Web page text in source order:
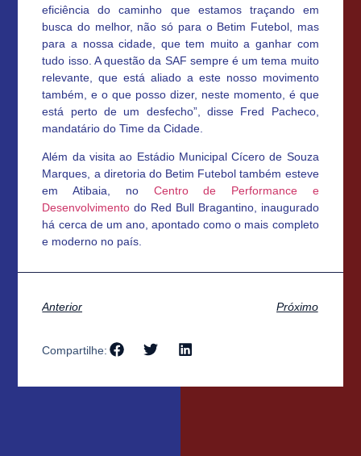
eficiência do caminho que estamos traçando em
busca do melhor, não só para o Betim Futebol, mas
para a nossa cidade, que tem muito a ganhar com
tudo isso. A questão da SAF sempre é um tema muito
relevante, que está aliado a este nosso movimento
também, e o que posso dizer, neste momento, é que
está perto de um desfecho”,
disse Fred Pacheco,
mandatário do Time da Cidade.
Além da visita ao Estádio Municipal Cícero de Souza
Marques, a diretoria do Betim Futebol também esteve
em Atibaia, no Centro de Performance e
Desenvolvimento do Red Bull Bragantino, inaugurado
há cerca de um ano, apontado como o mais completo
e moderno no país.
Anterior Próximo
Compartilhe: